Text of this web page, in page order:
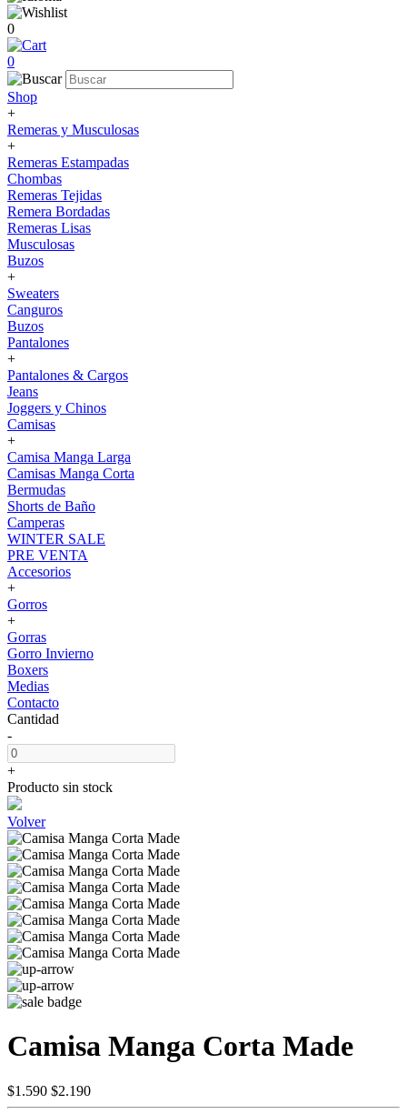
0
0
Shop
+
Remeras y Musculosas
+
Remeras Estampadas
Chombas
Remeras Tejidas
Remera Bordadas
Remeras Lisas
Musculosas
Buzos
+
Sweaters
Canguros
Buzos
Pantalones
+
Pantalones & Cargos
Jeans
Joggers y Chinos
Camisas
+
Camisa Manga Larga
Camisas Manga Corta
Bermudas
Shorts de Baño
Camperas
WINTER SALE
PRE VENTA
Accesorios
+
Gorros
+
Gorras
Gorro Invierno
Boxers
Medias
Contacto
Cantidad
-
+
Producto sin stock
Volver
Camisa Manga Corta Made
$1.590 $2.190